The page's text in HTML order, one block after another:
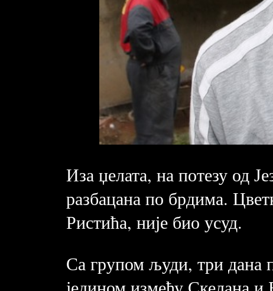
Иза џелата, на потезу од
разбацана по брдима.
Ристића, није био усуд.
Са групом људи, три дана